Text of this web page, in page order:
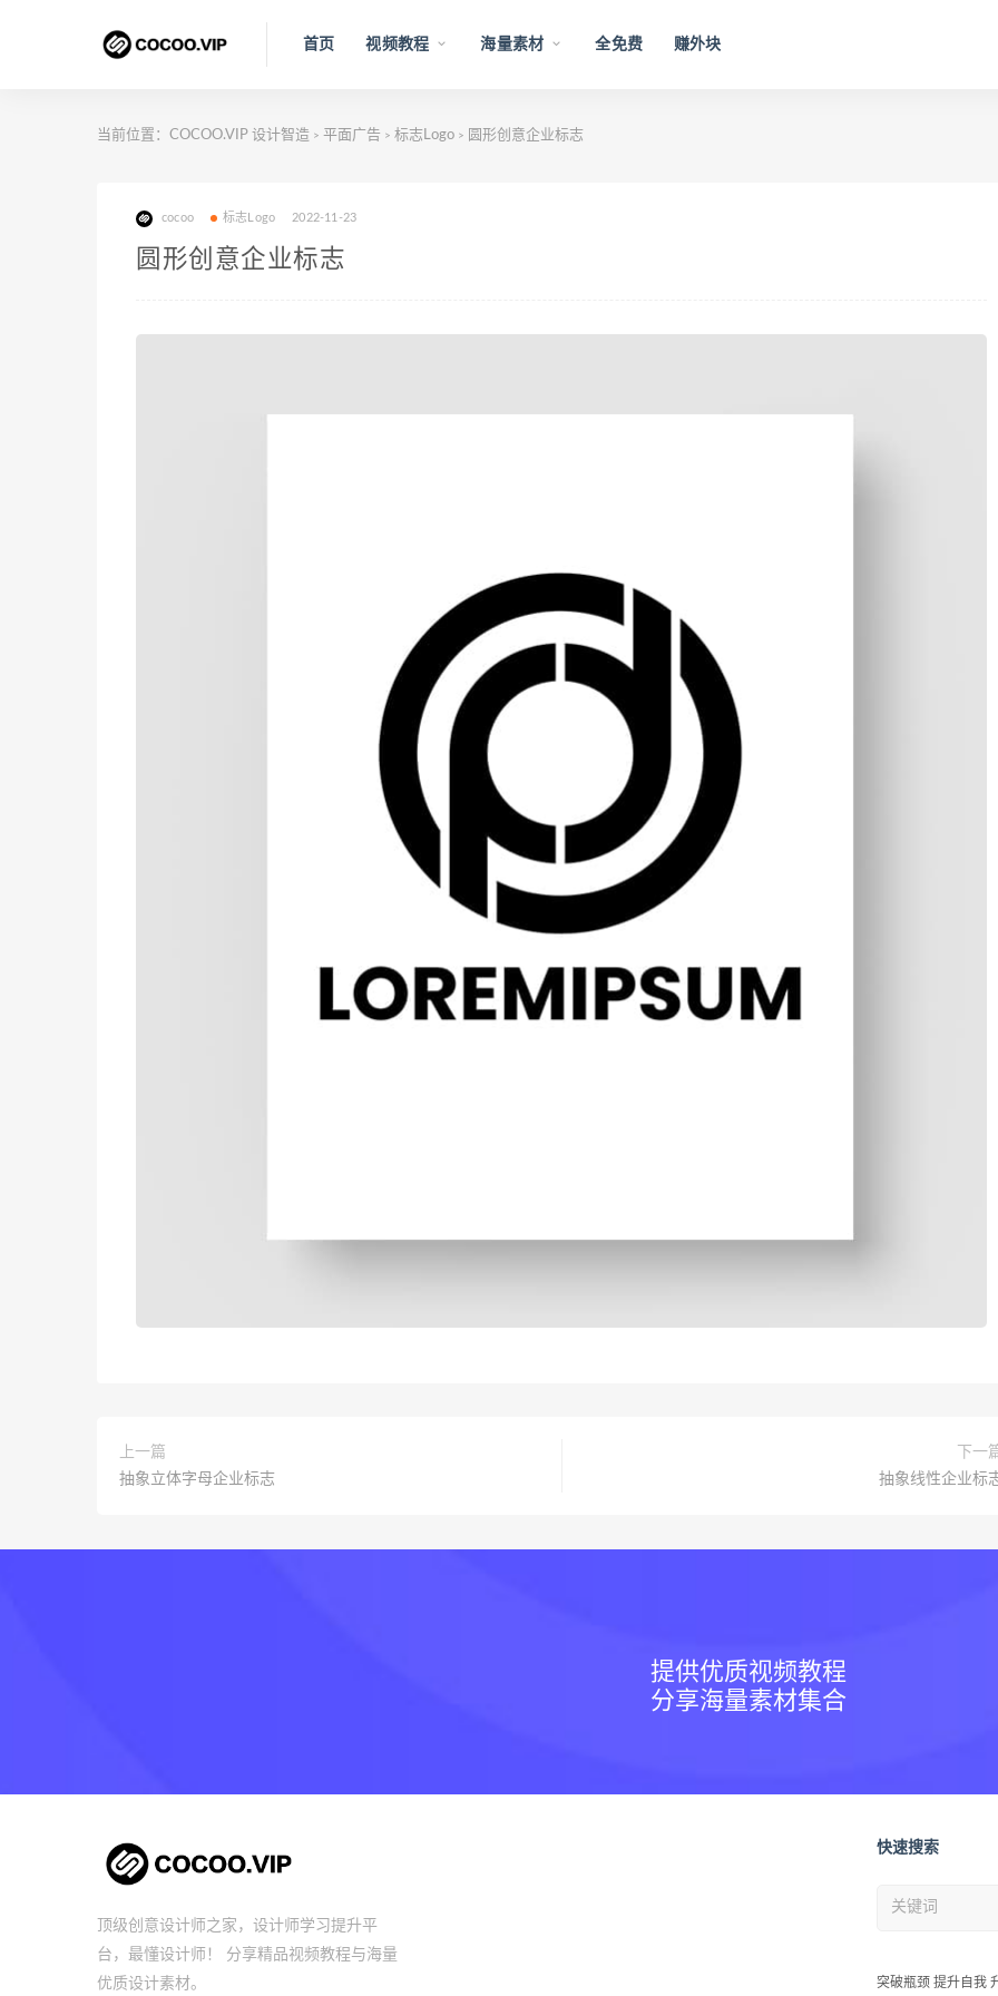
首页 视频教程 海量素材 全免费 赚外块
当前位置： COCOO.VIP 设计智造 > 平面广告 > 标志Logo > 圆形创意企业标志
cocoo 标志Logo 2022-11-23
圆形创意企业标志
上一篇
抽象立体字母企业标志
下一
抽象线性企业标
提供优质视频教程
分享海量素材集合
顶级创意设计师之家，设计师学习提升平
台，最懂设计师！ 分享精品视频教程与海量
优质设计素材。
快速搜索
突破瓶颈 提升自我